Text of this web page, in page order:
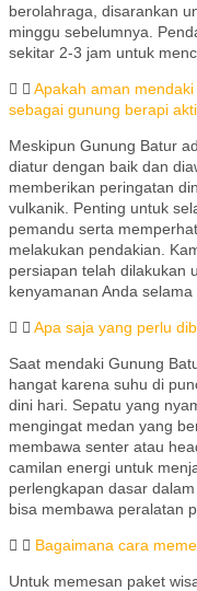
berolahraga, disarankan
minggu sebelumnya.
sekitar 2-3 jam untuk
Apakah aman
sebagai gunung berapi
Meskipun Gunung Batur
diatur dengan baik dan
memberikan peringatan
vulkanik. Penting untuk
pemandu serta
melakukan pendakian.
persiapan telah dilakukan
kenyamanan Anda selama
Apa saja yang perlu
Saat mendaki Gunung
hangat karena suhu di
dini hari. Sepatu yang
mengingat medan yang
membawa senter atau
camilan energi untuk
perlengkapan dasar
bisa membawa peralatan
Bagaimana cara
Untuk memesan paket